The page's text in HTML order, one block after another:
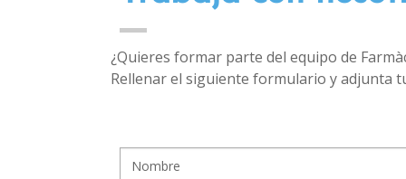
¿Quieres formar parte del equipo de
Rellenar el siguiente formulario y adjunta